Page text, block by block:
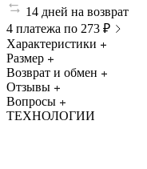
14 дней на возврат
4 платежа по 273 ₽
Характеристики
Размер
Возврат и обмен
Отзывы
Вопросы
ТЕХНОЛОГИИ